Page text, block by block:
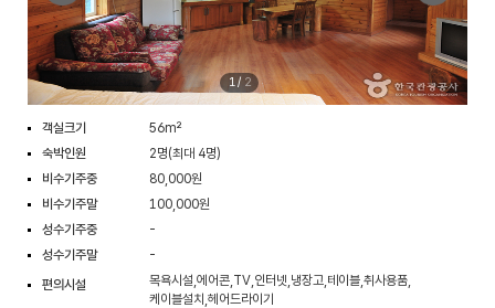
1/ 2
객실크기
56m²
숙박인원
2명(최대 4명)
비수기주중
80,000원
비수기주말
100,000원
성수기주중
-
성수기주말
-
편의시설
목욕시설,에어콘,TV,인터넷,냉장고,테이블,취사용품,
케이블설치,헤어드라이기